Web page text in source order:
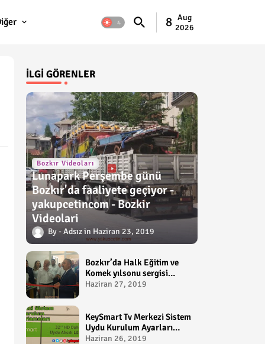
8 Aug
2026
İLGI GÖRENLER
Bozkır Videoları
Lunapark Perşembe günü
Bozkır'da faaliyete geçiyor -
yakupcetincom - Bozkir
Videolari
Adsız Haziran 23, 2019
Bozkır’da Halk Eğitim ve
Komek yılsonu sergisi
gerçekleştirildi-
Haziran 27, 2019
KeySmart Tv Merkezi Sistem
Uydu Kurulum Ayarları
Video anlatım -
Haziran 26, 2019